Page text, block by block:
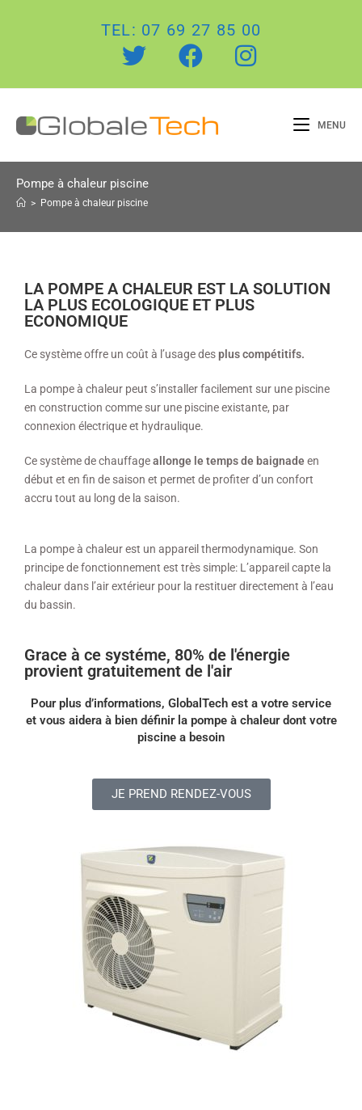
TEL: 07 69 27 85 00
MENU
Pompe à chaleur piscine
> Pompe à chaleur piscine
LA POMPE A CHALEUR EST LA SOLUTION
LA PLUS ECOLOGIQUE ET PLUS
ECONOMIQUE
Ce système offre un coût à l’usage desplus compétitifs.
La pompe à chaleur peut s’installer facilement sur une piscine
en construction comme sur une piscine existante, par
connexion électrique et hydraulique.
Ce système de chauffageallonge le temps de baignade en
début et en fin de saison et permet de profiter d’un confort
accru tout au long de la saison.
La pompe à chaleur est un appareil thermodynamique. Son
principe de fonctionnement est très simple: L’appareil capte la
chaleur dans l’air extérieur pour la restituer directement à l’eau
du bassin.
Grace à ce systéme, 80% de l'énergie
provient gratuitement de l'air
Pour plus d’informations, GlobalTech est a votre service
et vous aidera à bien définir la pompe à chaleur dont votre
piscine a besoin
JE PREND RENDEZ-VOUS